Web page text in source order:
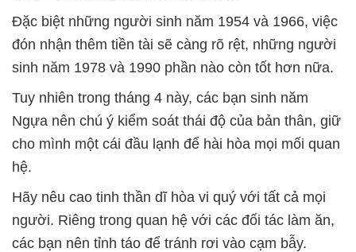
Đặc biệt những người sinh năm 1954 và 1966, việc
đón nhận thêm tiền tài sẽ càng rõ rệt, những người
sinh năm 1978 và 1990 phần nào còn tốt hơn nữa.
Tuy nhiên trong tháng 4 này, các bạn sinh năm
Ngựa nên chú ý kiểm soát thái độ của bản thân, giữ
cho mình một cái đầu lạnh để hài hòa mọi mối quan
hệ.
Hãy nêu cao tinh thần dĩ hòa vi quý với tất cả mọi
người. Riêng trong quan hệ với các đối tác làm ăn,
các bạn nên tỉnh táo để tránh rơi vào cạm bẫy.